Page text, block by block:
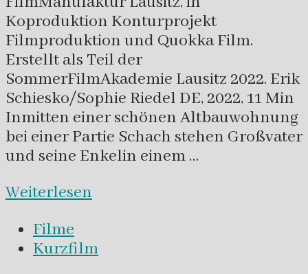
Koproduktion Konturprojekt
Filmproduktion und Quokka Film.
Erstellt als Teil der
SommerFilmAkademie Lausitz 2022. Erik
Schiesko/Sophie Riedel DE, 2022, 11 Min
Inmitten einer schönen Altbauwohnung
bei einer Partie Schach stehen Großvater
und seine Enkelin einem …
Weiterlesen
Filme
Kurzfilm